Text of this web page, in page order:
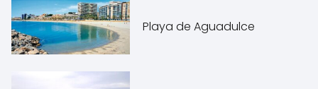
Playa de Aguadulce